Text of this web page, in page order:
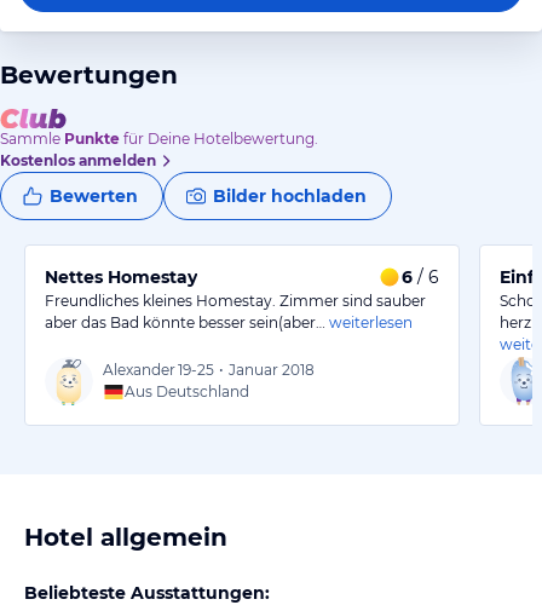
Bewertungen
Sammle Punkte für Deine Hotelbewertung.
Kostenlos anmelden
Bewerten Bilder hochladen
Nettes Homestay 6 / 6
Freundliches kleines Homestay. Zimmer sind sauber
aber das Bad könnte besser sein(aber…
weiterlesen
Alexander19-25 • Januar 2018
Aus Deutschland
Hotel allgemein
Beliebteste Ausstattungen: